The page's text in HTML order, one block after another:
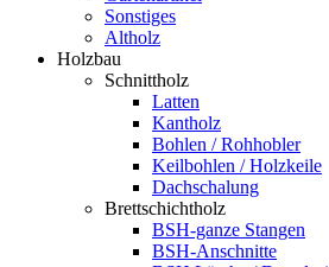
Sonstiges
Altholz
Holzbau
Schnittholz
Latten
Kantholz
Bohlen / Rohhobler
Keilbohlen / Holzkeile
Dachschalung
Brettschichtholz
BSH-ganze Stangen
BSH-Anschnitte